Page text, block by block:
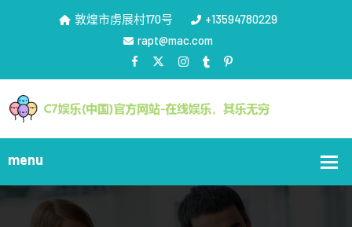
敦煌市虏展村170号
+13594780229
rapt@mac.com